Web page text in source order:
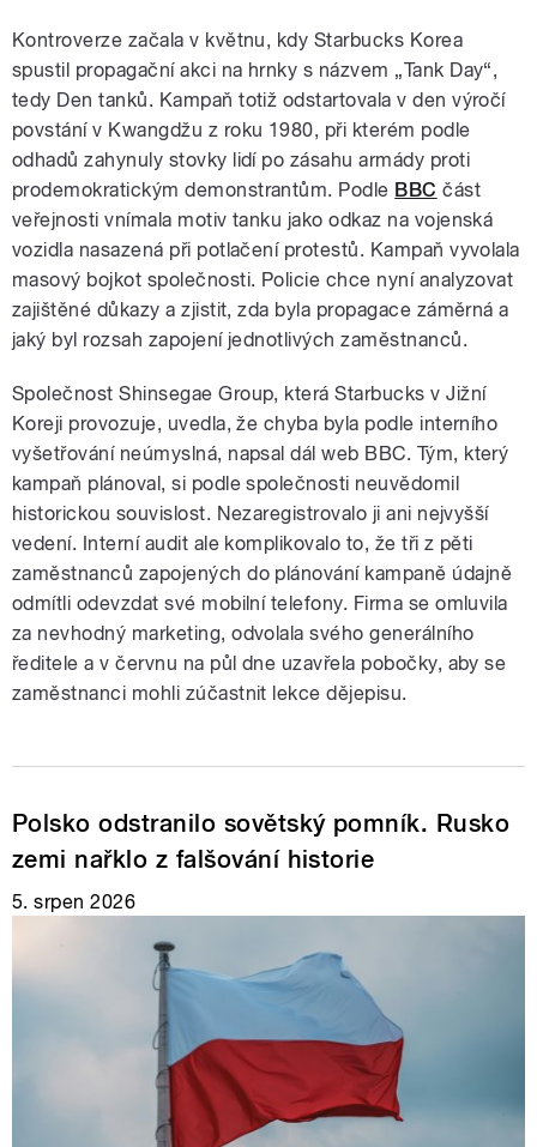
Kontroverze začala v květnu, kdy Starbucks Korea
spustil propagační akci na hrnky s názvem „Tank Day“,
tedy Den tanků. Kampaň totiž odstartovala v den výročí
povstání v Kwangdžu z roku 1980, při kterém podle
odhadů zahynuly stovky lidí po zásahu armády proti
prodemokratickým demonstrantům. Podle BBC část
veřejnosti vnímala motiv tanku jako odkaz na vojenská
vozidla nasazená při potlačení protestů. Kampaň vyvolala
masový bojkot společnosti. Policie chce nyní analyzovat
zajištěné důkazy a zjistit, zda byla propagace záměrná a
jaký byl rozsah zapojení jednotlivých zaměstnanců.
Společnost Shinsegae Group, která Starbucks v Jižní
Koreji provozuje, uvedla, že chyba byla podle interního
vyšetřování neúmyslná, napsal dál web BBC. Tým, který
kampaň plánoval, si podle společnosti neuvědomil
historickou souvislost. Nezaregistrovalo ji ani nejvyšší
vedení. Interní audit ale komplikovalo to, že tři z pěti
zaměstnanců zapojených do plánování kampaně údajně
odmítli odevzdat své mobilní telefony. Firma se omluvila
za nevhodný marketing, odvolala svého generálního
ředitele a v červnu na půl dne uzavřela pobočky, aby se
zaměstnanci mohli zúčastnit lekce dějepisu.
Polsko odstranilo sovětský pomník. Rusko
zemi nařklo z falšování historie
5. srpen 2026